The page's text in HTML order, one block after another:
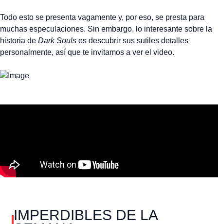
Todo esto se presenta vagamente y, por eso, se presta para
muchas especulaciones. Sin embargo, lo interesante sobre la
historia de Dark Souls es descubrir sus sutiles detalles
personalmente, así que te invitamos a ver el video.
IMPERDIBLES DE LA